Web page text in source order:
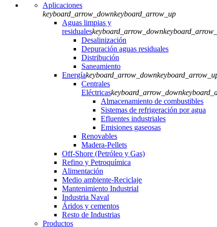
Aplicaciones
keyboard_arrow_downkeyboard_arrow_up
Aguas limpias y
residualeskeyboard_arrow_down
Desalinización
Depuración aguas residuales
Distribución
Saneamiento
Energíakeyboard_arrow_down
Centrales
Eléctricaskeyboard_arrow_down
Almacenamiento de combustibles
Sistemas de refrigeración por agua
Efluentes industriales
Emisiones gaseosas
Renovables
Madera-Pellets
Off-Shore (Petróleo y Gas)
Refino y Petroquímica
Alimentación
Medio ambiente-Reciclaje
Mantenimiento Industrial
Industria Naval
Áridos y cementos
Resto de Industrias
Productos